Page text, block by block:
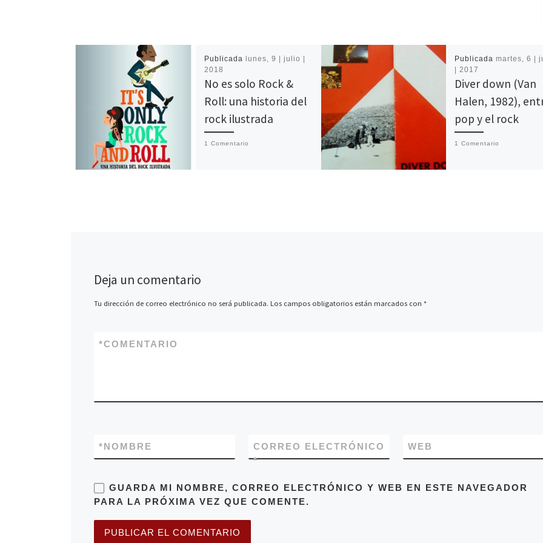
Publicada
lunes, 9 | julio |
2018
No es solo Rock &
Roll: una historia del
rock ilustrada
1 Comentario
Publicada martes, 6 |
| 2017
Diver down (Van
Halen, 1982),
pop y el rock
1 Comentario
Deja un comentario
Tu dirección de correo electrónico no será publicada. Los campos obligatorios están marcados con *
COMENTARIO
*
NOMBRE
*
CORREO ELECTRÓNICO
*
WEB
GUARDA MI NOMBRE, CORREO ELECTRÓNICO Y WEB EN ESTE NAVEGADOR
PARA LA PRÓXIMA VEZ QUE COMENTE.